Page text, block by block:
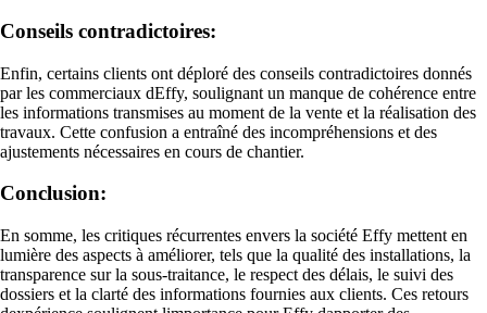
Conseils contradictoires:
Enfin, certains clients ont déploré des conseils contradictoires donnés
par les commerciaux dEffy, soulignant un manque de cohérence entre
les informations transmises au moment de la vente et la réalisation des
travaux. Cette confusion a entraîné des incompréhensions et des
ajustements nécessaires en cours de chantier.
Conclusion:
En somme, les critiques récurrentes envers la société Effy mettent en
lumière des aspects à améliorer, tels que la qualité des installations, la
transparence sur la sous-traitance, le respect des délais, le suivi des
dossiers et la clarté des informations fournies aux clients. Ces retours